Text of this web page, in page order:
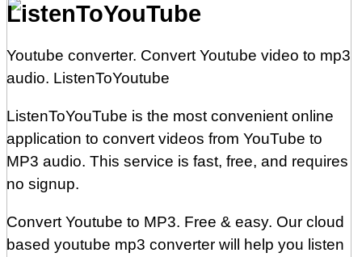
ListenToYouTube
Youtube converter. Convert Youtube video to mp3
audio. ListenToYoutube
ListenToYouTube is the most convenient online
application to convert videos from YouTube to
MP3 audio. This service is fast, free, and requires
no signup.
Convert Youtube to MP3. Free & easy. Our cloud
based youtube mp3 converter will help you listen